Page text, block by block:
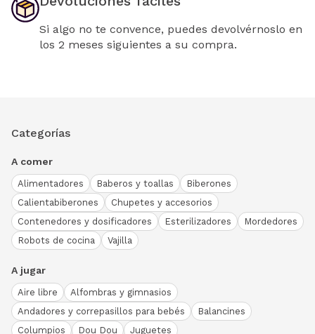
Si algo no te convence, puedes devolvérnoslo en
los 2 meses siguientes a su compra.
Categorías
A comer
Alimentadores Baberos y toallas
Biberones
Calientabiberones
Chupetes y accesorios
Contenedores y dosificadores
Esterilizadores
Mordedores
Robots de cocina
Vajilla
A jugar
Aire libre
Alfombras y gimnasios
Andadores y correpasillos para bebés
Balancines
Columpios
Dou Dou
Juguetes